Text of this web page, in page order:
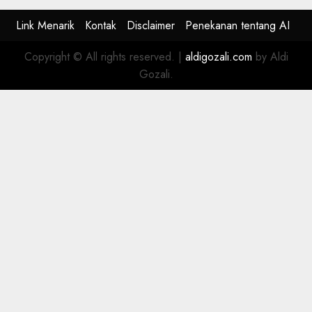
Link Menarik Kontak Disclaimer
Penekanan tentang AI
Copyright © All rights reserved. | aldigozali.com by Aldi
Gozali.